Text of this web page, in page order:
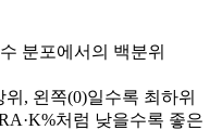
분포에서의 백분위
, 왼쪽(0)일수록 최하위
처럼 낮을수록 좋은